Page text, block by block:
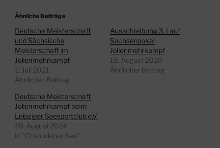
Ähnliche Beiträge
Deutsche Meisterschaft
und Sächsische
Meisterschaft im
Jollenmehrkampf
2. Juli 2021
Ähnlicher Beitrag
Ausschreibung 3. Lauf
Sachsenpokal
Jollenmehrkampf
18. August 2020
Ähnlicher Beitrag
Deutsche Meisterschaft
Jollenmehrkampf beim
Leipziger Seesportclub e.V.
28. August 2024
In "Cospudener See"